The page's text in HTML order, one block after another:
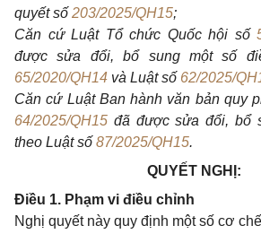
quyết số 203/2025/QH15;
Căn cứ Luật Tổ chức Quốc hội số
được sửa đổi, bổ sung một số
65/2020/QH14 và Luật số 62/2025/
Căn cứ Luật Ban hành văn bản quy
64/2025/QH15 đã được sửa đổi, bổ
theo Luật số 87/2025/QH15.
QUYẾT NGHỊ:
Điều 1. Phạm vi điều chỉnh
Nghị quyết này quy định một số cơ